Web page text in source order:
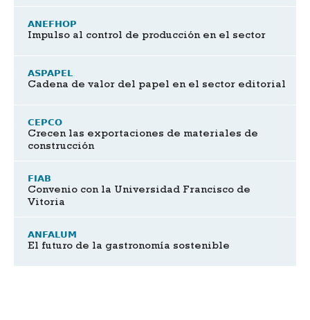
ANEFHOP
Impulso al control de producción en el sector
ASPAPEL
Cadena de valor del papel en el sector editorial
CEPCO
Crecen las exportaciones de materiales de
construcción
FIAB
Convenio con la Universidad Francisco de
Vitoria
ANFALUM
El futuro de la gastronomía sostenible